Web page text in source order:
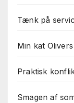
Tænk på
Min kat Olivers
Praktisk
Smagen af